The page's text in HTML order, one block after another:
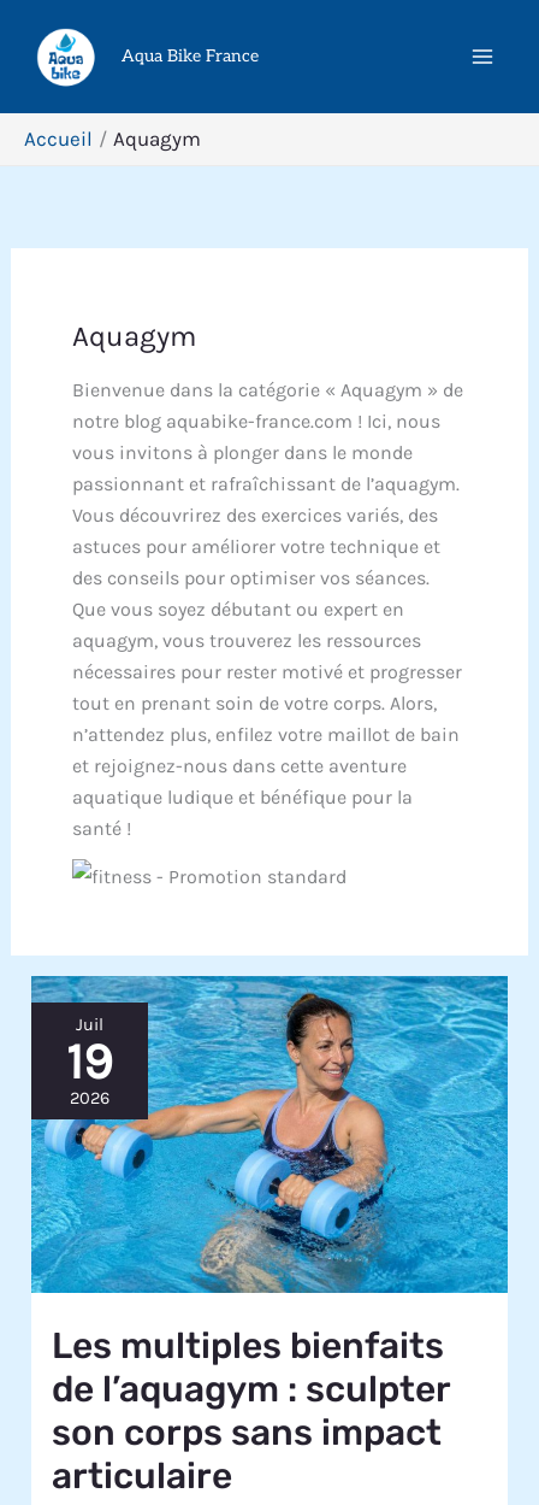
contenu
Aqua Bike France
Accueil Aquagym
Aquagym
Bienvenue dans la catégorie « Aquagym » de
notre blog aquabike-france.com ! Ici, nous
vous invitons à plonger dans le monde
passionnant et rafraîchissant de l’aquagym.
Vous découvrirez des exercices variés, des
astuces pour améliorer votre technique et
des conseils pour optimiser vos séances.
Que vous soyez débutant ou expert en
aquagym, vous trouverez les ressources
nécessaires pour rester motivé et progresser
tout en prenant soin de votre corps. Alors,
n’attendez plus, enfilez votre maillot de bain
et rejoignez-nous dans cette aventure
aquatique ludique et bénéfique pour la
santé !
Juil
19
2026
Les multiples bienfaits
de l’aquagym : sculpter
son corps sans impact
articulaire